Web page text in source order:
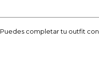
. Puedes completar tu outfit con